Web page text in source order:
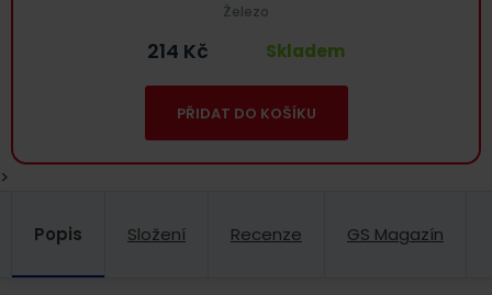
Železo
214 Kč Skladem
PŘIDAT DO KOŠÍKU
>
Popis Složení Recenze GS Magazín